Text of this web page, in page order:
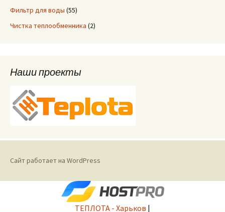
Фильтр для воды (55)
Чистка теплообменника (2)
Наши проекты
Сайт работает на WordPress
ТЕПЛОТА - Харьков |